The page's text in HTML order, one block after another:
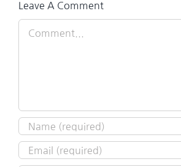
Leave A Comment